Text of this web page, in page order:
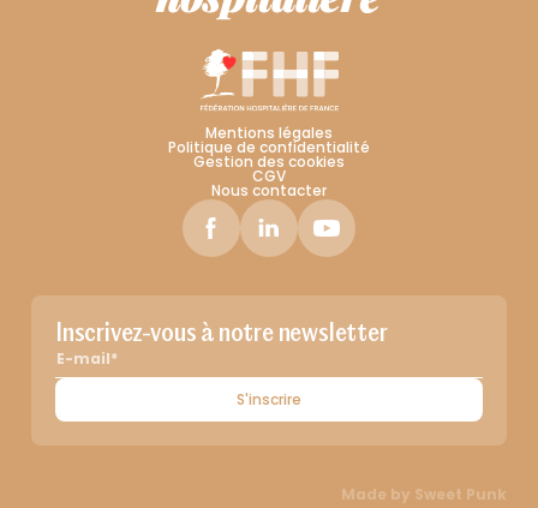
Mentions légales
Politique de confidentialité
Gestion des cookies
CGV
Nous contacter
Inscrivez-vous à notre newsletter
S'inscrire
Made by Sweet Punk